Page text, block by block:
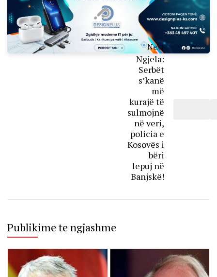
Next
Ngjela:
Serbët
s’kanë
më
kurajë të
sulmojnë
në veri,
policia e
Kosovës i
bëri
lepuj në
Banjskë!
Publikime te ngjashme